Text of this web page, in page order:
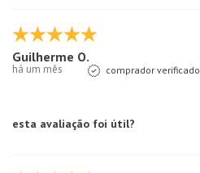
Guilherme O.
há um mês comprador verificado
esta avaliação foi útil?